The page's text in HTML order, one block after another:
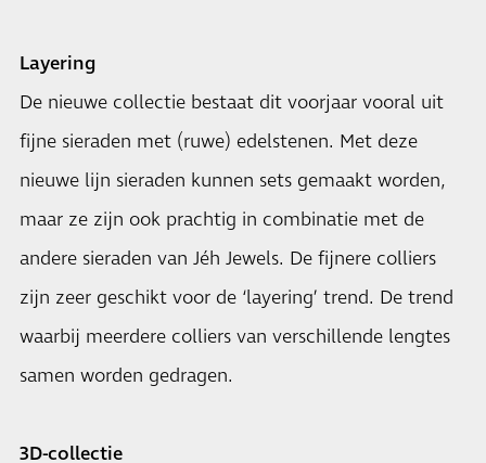
Layering
De nieuwe collectie bestaat dit voorjaar vooral uit
fijne sieraden met (ruwe) edelstenen. Met deze
nieuwe lijn sieraden kunnen sets gemaakt worden,
maar ze zijn ook prachtig in combinatie met de
andere sieraden van Jéh Jewels. De fijnere colliers
zijn zeer geschikt voor de ‘layering’ trend. De trend
waarbij meerdere colliers van verschillende lengtes
samen worden gedragen.
3D-collectie